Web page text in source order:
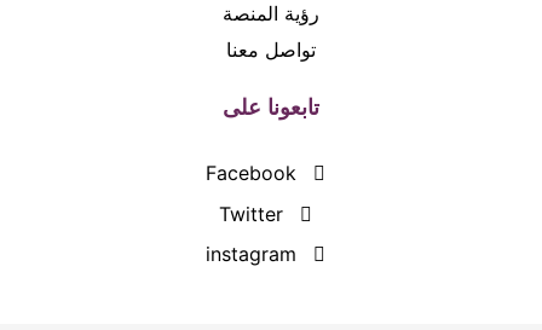
رؤية المنصة
تواصل معنا
تابعونا على